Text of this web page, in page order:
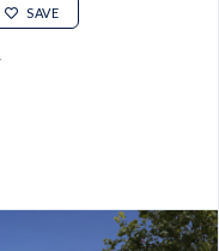
SAVE